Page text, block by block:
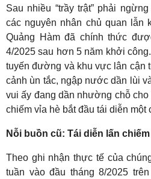
Sau nhiều “trầy trật” phải
các nguyên nhân chủ quan lẫn
Quảng Hàm đã chính thức
4/2025 sau hơn 5 năm khởi
tuyến đường và khu vực lân cận
cảnh ùn tắc, ngập nước dần lùi
vui ấy đang dần nhường chỗ
chiếm vỉa hè bắt đầu tái diễn một
Nỗi buồn cũ: Tái diễn lấn
Theo ghi nhận thực tế của
tuần vào đầu tháng 8/2025